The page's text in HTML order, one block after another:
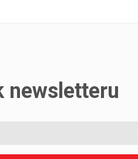
newsletteru